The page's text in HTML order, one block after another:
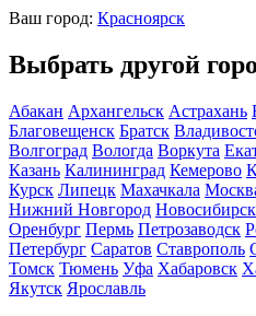
Ваш город: Красноярск
Выбрать другой
Абакан Архангельск Астрахань
Благовещенск Братск
Волгоград Вологда Воркута
Казань Калининград Кемерово
Курск Липецк Махачкала
Нижний Новгород Новосибирск
Оренбург Пермь Петрозаводск
Петербург Саратов Ставрополь
Томск Тюмень Уфа Хабаровск
Якутск Ярославль